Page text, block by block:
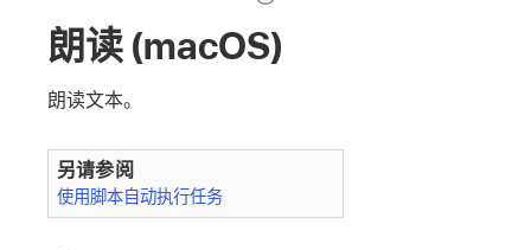
朗读 (macOS)
朗读文本。
另请参阅
使用脚本自动执行任务